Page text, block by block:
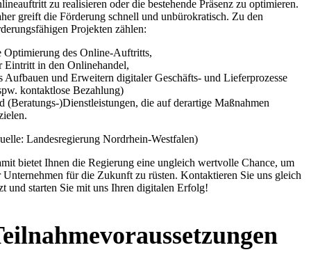
zu realisieren oder die bestehende Präsenz zu optimieren.
greift die Förderung schnell und unbürokratisch. Zu den
Projekten zählen:
Optimierung des Online-Auftritts,
Eintritt in den Onlinehandel,
Aufbauen und Erweitern digitaler Geschäfts- und Lieferprozesse
kontaktlose Bezahlung)
(Beratungs-)Dienstleistungen, die auf derartige Maßnahmen
Landesregierung Nordrhein-Westfalen)
bietet Ihnen die Regierung eine ungleich wertvolle Chance, um
Unternehmen für die Zukunft zu rüsten. Kontaktieren Sie uns gleich
und starten Sie mit uns Ihren digitalen Erfolg!